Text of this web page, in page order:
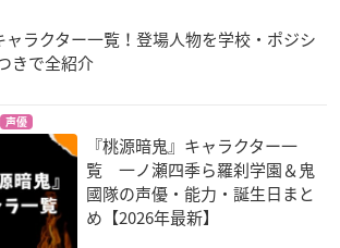
ャラクター一覧！登場人物を学校・ポジシ
きで全紹介
声優
『桃源暗鬼』キャラクター一
覧 一ノ瀬四季ら羅刹学園＆鬼
國隊の声優・能力・誕生日まと
め【2026年最新】